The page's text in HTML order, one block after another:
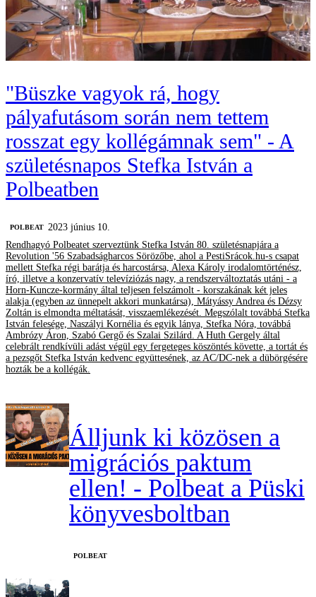
"Büszke vagyok rá, hogy
pályafutásom során nem tettem
rosszat egy kollégámnak sem" - A
születésnapos Stefka István a
Polbeatben
‎POLBEAT
2023 június 10.
Rendhagyó Polbeatet szerveztünk Stefka István 80. születésnapjára a
Revolution '56 Szabadságharcos Sörözőbe, ahol a PestiSrácok.hu-s csapat
mellett Stefka régi barátja és harcostársa, Alexa Károly irodalomtörténész,
író, illetve a konzervatív televíziózás nagy, a rendszerváltoztatás utáni - a
Horn-Kuncze-kormány által teljesen felszámolt - korszakának két jeles
alakja (egyben az ünnepelt akkori munkatársa), Mátyássy Andrea és Dézsy
Zoltán is elmondta méltatását, visszaemlékezését. Megszólalt továbbá Stefka
István felesége, Naszályi Kornélia és egyik lánya, Stefka Nóra, továbbá
Ambrózy Áron, Szabó Gergő és Szalai Szilárd. A Huth Gergely által
celebrált rendkívüli adást végül egy fergeteges köszöntés követte, a tortát és
a pezsgőt Stefka István kedvenc együttesének, az AC/DC-nek a dübörgésére
hozták be a kollégák.
Álljunk ki közösen a
migrációs paktum
ellen! - Polbeat a Püski
könyvesboltban
‎POLBEAT